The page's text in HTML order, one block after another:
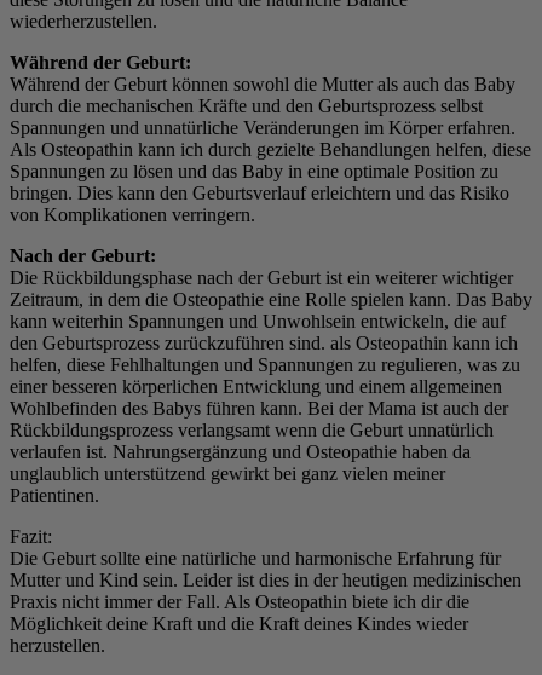
wiederherzustellen.
Während der Geburt:
Während der Geburt können sowohl die Mutter als auch das Baby
durch die mechanischen Kräfte und den Geburtsprozess selbst
Spannungen und unnatürliche Veränderungen im Körper erfahren.
Als Osteopathin kann ich durch gezielte Behandlungen helfen, diese
Spannungen zu lösen und das Baby in eine optimale Position zu
bringen. Dies kann den Geburtsverlauf erleichtern und das Risiko
von Komplikationen verringern.
Nach der Geburt:
Die Rückbildungsphase nach der Geburt ist ein weiterer wichtiger
Zeitraum, in dem die Osteopathie eine Rolle spielen kann. Das Baby
kann weiterhin Spannungen und Unwohlsein entwickeln, die auf
den Geburtsprozess zurückzuführen sind. als Osteopathin kann ich
helfen, diese Fehlhaltungen und Spannungen zu regulieren, was zu
einer besseren körperlichen Entwicklung und einem allgemeinen
Wohlbefinden des Babys führen kann. Bei der Mama ist auch der
Rückbildungsprozess verlangsamt wenn die Geburt unnatürlich
verlaufen ist. Nahrungsergänzung und Osteopathie haben da
unglaublich unterstützend gewirkt bei ganz vielen meiner
Patientinen.
Fazit:
Die Geburt sollte eine natürliche und harmonische Erfahrung für
Mutter und Kind sein. Leider ist dies in der heutigen medizinischen
Praxis nicht immer der Fall. Als Osteopathin biete ich dir die
Möglichkeit deine Kraft und die Kraft deines Kindes wieder
herzustellen.